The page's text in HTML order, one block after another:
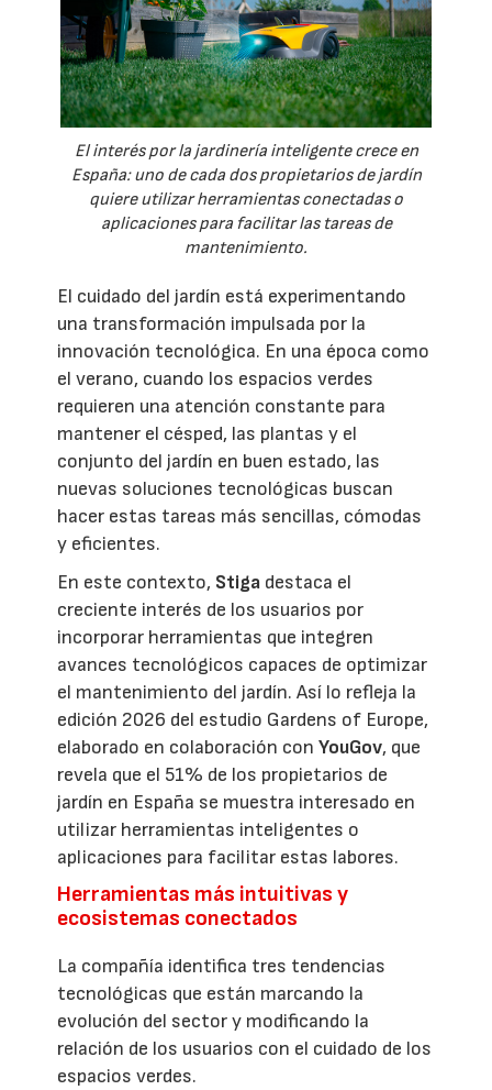
El interés por la jardinería inteligente crece en
España: uno de cada dos propietarios de jardín
quiere utilizar herramientas conectadas o
aplicaciones para facilitar las tareas de
mantenimiento.
El cuidado del jardín está experimentando
una transformación impulsada por la
innovación tecnológica. En una época como
el verano, cuando los espacios verdes
requieren una atención constante para
mantener el césped, las plantas y el
conjunto del jardín en buen estado, las
nuevas soluciones tecnológicas buscan
hacer estas tareas más sencillas, cómodas
y eficientes.
En este contexto, Stiga destaca el
creciente interés de los usuarios por
incorporar herramientas que integren
avances tecnológicos capaces de optimizar
el mantenimiento del jardín. Así lo refleja la
edición 2026 del estudio Gardens of Europe,
elaborado en colaboración conYouGov, que
revela que el 51% de los propietarios de
jardín en España se muestra interesado en
utilizar herramientas inteligentes o
aplicaciones para facilitar estas labores.
Herramientas más intuitivas y
ecosistemas conectados
La compañía identifica tres tendencias
tecnológicas que están marcando la
evolución del sector y modificando la
relación de los usuarios con el cuidado de los
espacios verdes.